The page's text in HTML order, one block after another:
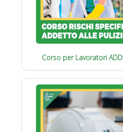
Corso per Lavoratori